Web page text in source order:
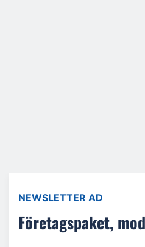
NEWSLETTER AD
Företagspaket,